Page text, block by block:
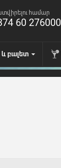
համար
60 276000
բալետ